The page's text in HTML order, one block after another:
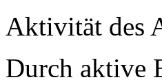
Aktivität des
Durch aktive